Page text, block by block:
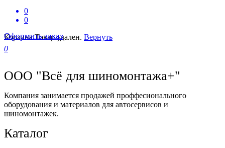
0
0
Корзина Товар удален. Вернуть
0
Оформить заказ
ООО "Всё для шиномонтажа+"
Компания занимается продажей проффесионального
оборудования и материалов для автосервисов и
шиномонтажек.
Каталог